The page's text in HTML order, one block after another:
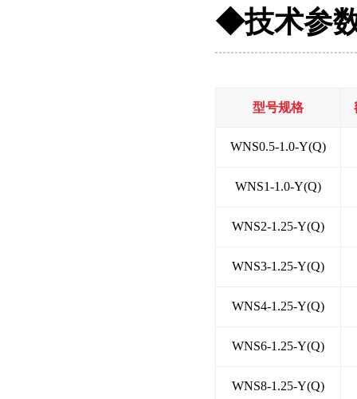
◆技术参
型号规格
WNS0.5-1.0-Y(Q)
WNS1-1.0-Y(Q)
WNS2-1.25-Y(Q)
WNS3-1.25-Y(Q)
WNS4-1.25-Y(Q)
WNS6-1.25-Y(Q)
WNS8-1.25-Y(Q)